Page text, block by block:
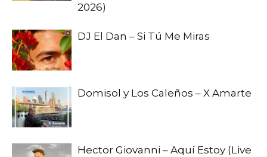
2026)
DJ El Dan – Si Tú Me Miras
Domisol y Los Caleños – X Amarte
Hector Giovanni – Aquí Estoy (Live